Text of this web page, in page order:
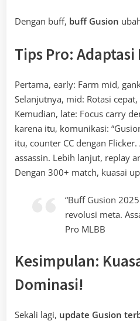
Dengan buff, buff Gusion
Tips Pro: Adaptasi
Pertama, early: Farm mid,
Selanjutnya, mid: Rotasi
Kemudian, late: Focus carry
karena itu, komunikasi:
itu, counter CC dengan
assassin. Lebih lanjut, replay
Dengan 300+ match, kuasai
“Buff Gusion
revolusi meta.
Pro MLBB
Kesimpulan:
Dominasi!
Sekali lagi, update Gusion